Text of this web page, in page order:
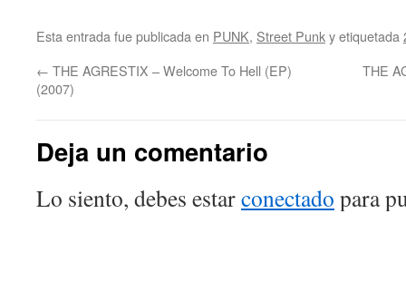
Esta entrada fue publicada en PUNK, Street Punky etiquetada
← THE AGRESTIX – Welcome To Hell (EP)
(2007)
THE
Deja un comentario
Lo siento, debes estarconectado para